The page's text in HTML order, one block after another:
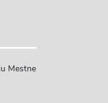
Mestne